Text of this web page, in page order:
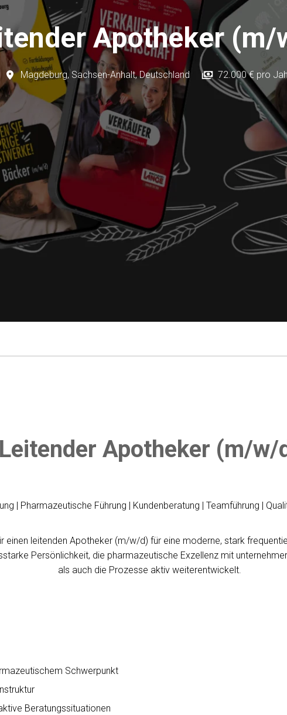
Apotheker (m/
Magdeburg, Sachsen-Anhalt, Deutschland 72.000 € pro
Leitender Apotheker (m/w/
| Pharmazeutische Führung | Kundenberatung | Teamführung |
einen leitenden Apotheker (m/w/d) für eine moderne, stark
Persönlichkeit, die pharmazeutische Exzellenz mit
als auch die Prozesse aktiv weiterentwickelt.
Schwerpunkt
Beratungssituationen